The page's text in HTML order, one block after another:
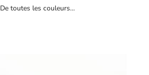
De toutes les couleurs…